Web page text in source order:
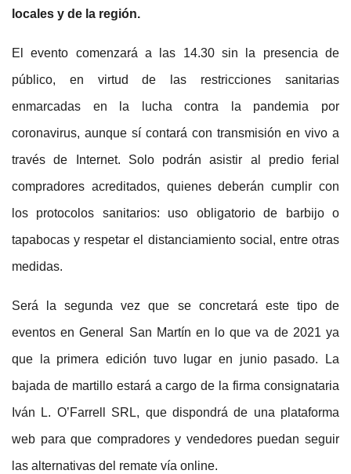
locales y de la región.
El evento comenzará a las 14.30 sin la presencia de
público, en virtud de las restricciones sanitarias
enmarcadas en la lucha contra la pandemia por
coronavirus, aunque sí contará con transmisión en vivo a
través de Internet. Solo podrán asistir al predio ferial
compradores acreditados, quienes deberán cumplir con
los protocolos sanitarios: uso obligatorio de barbijo o
tapabocas y respetar el distanciamiento social, entre otras
medidas.
Será la segunda vez que se concretará este tipo de
eventos en General San Martín en lo que va de 2021 ya
que la primera edición tuvo lugar en junio pasado. La
bajada de martillo estará a cargo de la firma consignataria
Iván L. O’Farrell SRL, que dispondrá de una plataforma
web para que compradores y vendedores puedan seguir
las alternativas del remate vía online.